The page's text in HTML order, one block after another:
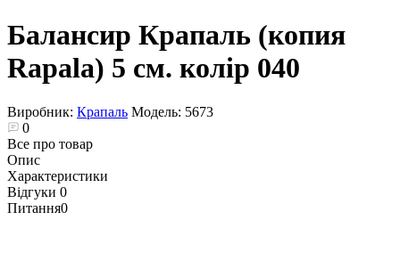
Балансир Крапаль (копия
Rapala) 5 см. колір 040
Виробник: Крапаль Модель: 5673
0
Все про товар
Опис
Характеристики
Відгуки 0
Питання0